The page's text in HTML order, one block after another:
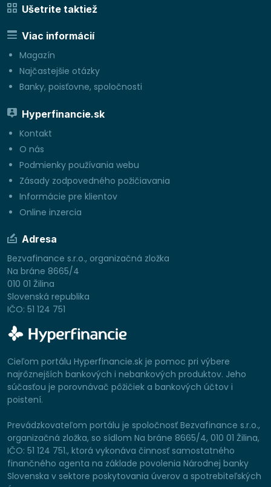
Ušetrite taktiež
Viac informácií
Magazín
Najčastejšie otázky
Banky, poisťovne, spoločnosti
Hyperfinancie.sk
Kontakt
O nás
Podmienky používania webu
Zásady zodpovedného požičiavania
Informácie pre klientov
Online inzercia
Adresa
Bezvafinance s.r.o., organizačná zložka
Na bráne 8665/4
010 01 Žilina
Slovenská republika
IČO: 51 124 751
Cieľom portálu Hyperfinancie.sk je pomoc pri výbere
najrôznejších bankových i nebankových produktov. Jeho
súčasťou je porovnávač pôžičiek a bankových účtov i
poistení.
Prevádzkovateľom portálu je spoločnosť Bezvafinance s.r.o.,
organizačná zložka, so sídlom Na bráne 8665/4, 010 01 Žilina,
IČO: 51 124 751., ktorá vykonáva činnosť samostatného
finančného agenta na základe povolenia Národnej banky
Slovenska v sektore poskytovania úverov a spotrebiteľských